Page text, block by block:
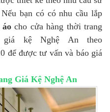
bạn có có nhu cầu lắp
cho cửa hàng thời trang
kệ Nghệ An theo
để được tư vấn và báo giá
Giá Kệ Nghệ An